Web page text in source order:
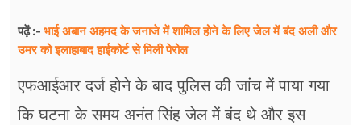
पढ़ें :- भाई अबान अहमद के जनाजे में शामिल होने के लिए जेल में बंद अली और
उमर को इलाहाबाद हाईकोर्ट से मिली पेरोल
एफआईआर दर्ज होने के बाद पुलिस की जांच में पाया गया
कि घटना के समय अनंत सिंह जेल में बंद थे और इस